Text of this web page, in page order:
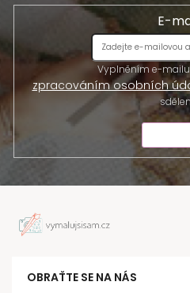
E-
Vyplněním e-
zpracováním osobních
OBRAŤTE SE NA NÁS